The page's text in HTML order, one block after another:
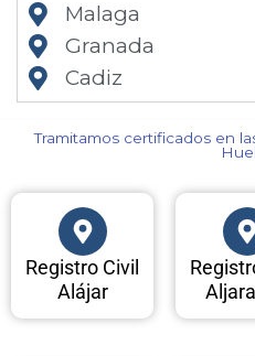
Malaga
Granada
Cadiz
Tramitamos certificados en
Registro Civil
Alájar